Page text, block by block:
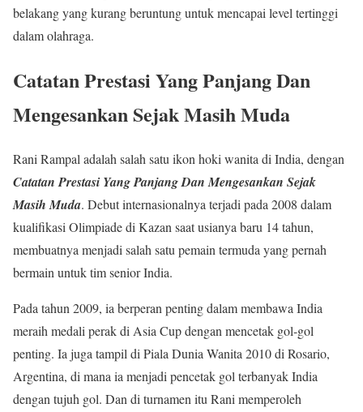
belakang yang kurang beruntung untuk mencapai level tertinggi
dalam olahraga.
Catatan Prestasi Yang Panjang Dan
Mengesankan Sejak Masih Muda
Rani Rampal adalah salah satu ikon hoki wanita di India, dengan
Catatan Prestasi Yang Panjang Dan Mengesankan Sejak
Masih Muda. Debut internasionalnya terjadi pada 2008 dalam
kualifikasi Olimpiade di Kazan saat usianya baru 14 tahun,
membuatnya menjadi salah satu pemain termuda yang pernah
bermain untuk tim senior India.
Pada tahun 2009, ia berperan penting dalam membawa India
meraih medali perak di Asia Cup dengan mencetak gol-gol
penting. Ia juga tampil di Piala Dunia Wanita 2010 di Rosario,
Argentina, di mana ia menjadi pencetak gol terbanyak India
dengan tujuh gol. Dan di turnamen itu Rani memperoleh